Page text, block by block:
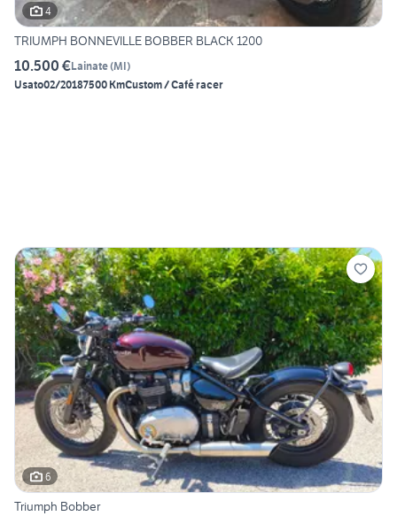
4
TRIUMPH BONNEVILLE BOBBER BLACK 1200
10.500 €Lainate(MI)
Usato02/20187500 KmCustom / Café racer
6
Triumph Bobber